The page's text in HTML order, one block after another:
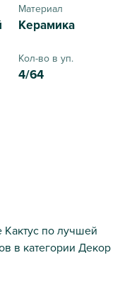
Материал
Керамика
Кол-во в уп.
4/64
Кактус по лучшей
в категории Декор